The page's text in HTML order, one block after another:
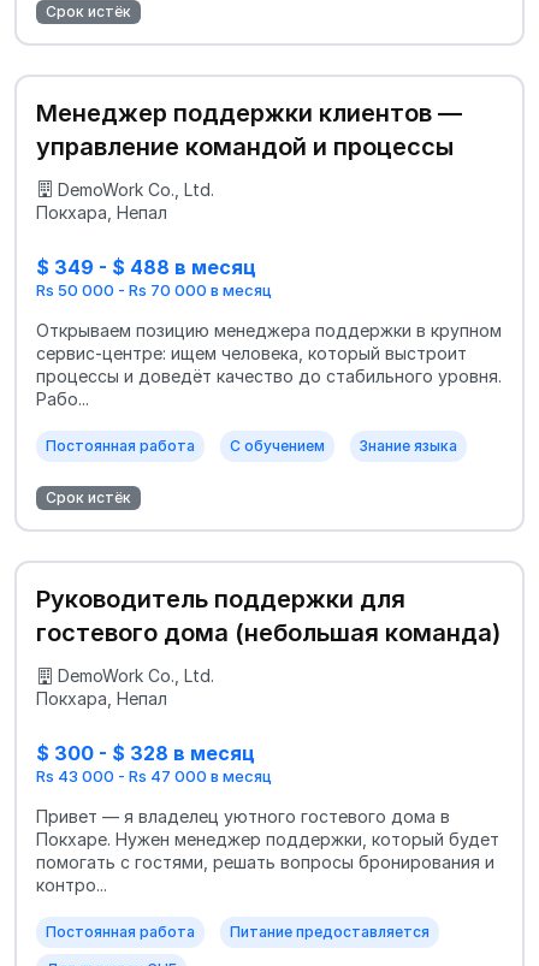
Срок истёк
Менеджер поддержки клиентов —
управление командой и процессы
DemoWork Co., Ltd.
Покхара, Непал
$ 349 - $ 488 в месяц
Rs 50 000 - Rs 70 000 в месяц
Открываем позицию менеджера поддержки в крупном
сервис-центре: ищем человека, который выстроит
процессы и доведёт качество до стабильного уровня.
Рабо...
Постоянная работа С обучением Знание языка
Срок истёк
Руководитель поддержки для
гостевого дома (небольшая команда)
DemoWork Co., Ltd.
Покхара, Непал
$ 300 - $ 328 в месяц
Rs 43 000 - Rs 47 000 в месяц
Привет — я владелец уютного гостевого дома в
Покхаре. Нужен менеджер поддержки, который будет
помогать с гостями, решать вопросы бронирования и
контро...
Постоянная работа Питание предоставляется